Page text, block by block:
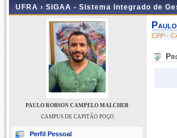
UFRA › SIGAA - Sistema Integrado de
PAULO ROBSON CAMPELO MALCHER
CAMPUS DE CAPITÃO POÇO
Perfil Pessoal
CPP -